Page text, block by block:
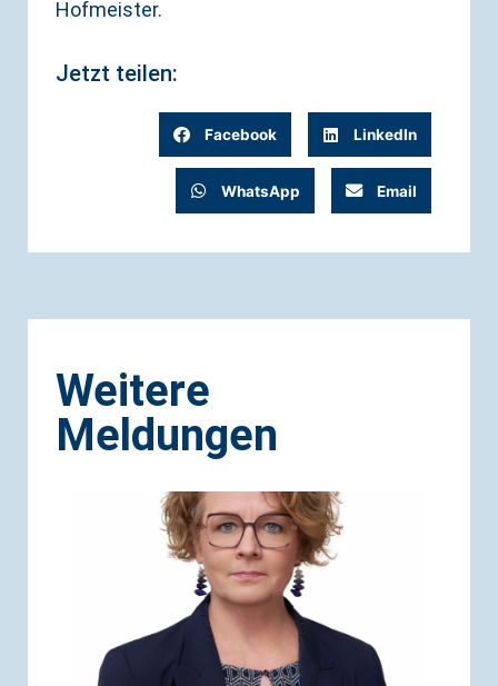
Hofmeister.
Jetzt teilen:
Facebook LinkedIn
WhatsApp Email
Weitere
Meldungen